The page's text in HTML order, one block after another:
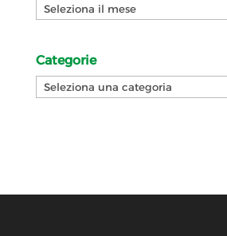
Archivi
Categorie
Categorie